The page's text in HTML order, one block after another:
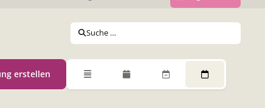
Suche …
erstellen ÜbersichtMonatsansichtWochenansichtTagesansicht